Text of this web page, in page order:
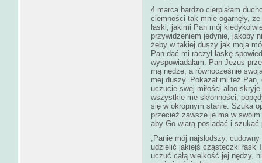
4 marca bardzo cierpiałam
ciemności tak mnie ogarnęły,
łaski, jakimi Pan mój
przywidzeniem jedynie, jakoby
żeby w takiej duszy jak moja
Pan dać mi raczył łaskę
wyspowiadałam. Pan Jezus
mą nędzę, a równocześnie
mej duszy. Pokazał mi też
uczucie swej miłości albo
wszystkie me skłonności,
się w okropnym stanie. Szuka
przecież zawsze je ma w
aby Go wiarą posiadać i szukać
„Panie mój najsłodszy,
udzielić jakiejś cząsteczki łask
uczuć całą wielkość jej nędzy,